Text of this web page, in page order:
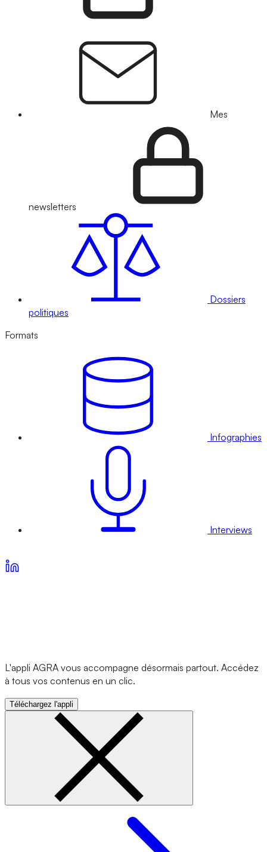
Mes
newsletters
Dossiers
politiques
Formats
Infographies
Interviews
L'appli AGRA vous accompagne désormais partout. Accédez
à tous vos contenus en un clic.
Téléchargez l'appli